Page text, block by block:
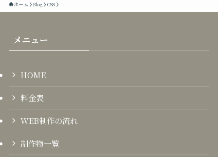
ホーム Blog CSS
メニュー
HOME
料金表
WEB制作の流れ
制作物一覧